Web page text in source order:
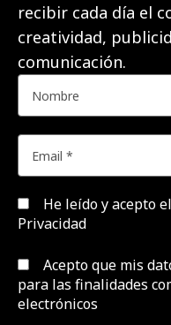
recibir cada día el
creatividad,
comunicación.
He leído y acepto el
Privacidad
Acepto que mis
para las finalidades
electrónicos